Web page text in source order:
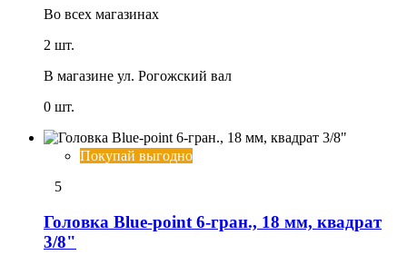
Во всех магазинах
2 шт.
В магазине ул. Рогожский вал
0 шт.
Покупай выгодно
5
Головка Blue-point 6-гран., 18 мм, квадрат
3/8"